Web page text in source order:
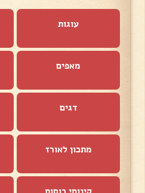
עוגות
מאפים
דגים
מתכון לאורז